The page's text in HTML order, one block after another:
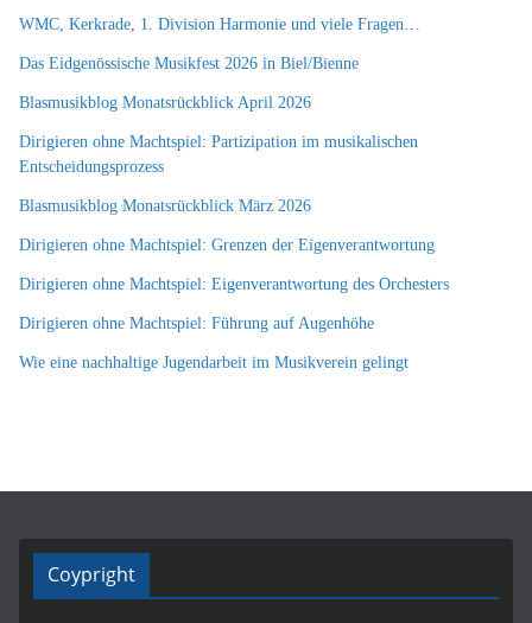
WMC, Kerkrade, 1. Division Harmonie und viele Fragen…
Das Eidgenössische Musikfest 2026 in Biel/Bienne
Blasmusikblog Monatsrückblick April 2026
Dirigieren ohne Machtspiel: Partizipation im musikalischen
Entscheidungsprozess
Blasmusikblog Monatsrückblick März 2026
Dirigieren ohne Machtspiel: Grenzen der Eigenverantwortung
Dirigieren ohne Machtspiel: Eigenverantwortung des Orchesters
Dirigieren ohne Machtspiel: Führung auf Augenhöhe
Wie eine nachhaltige Jugendarbeit im Musikverein gelingt
Coypright